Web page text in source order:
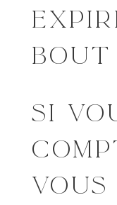
BOUT
SI
VOUS